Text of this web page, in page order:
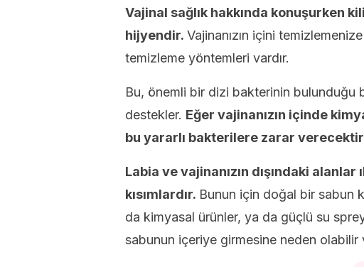
Vajinal sağlık hakkında konuşurken
hijyendir. Vajinanızın içini
temizleme yöntemleri vardır.
Bu, önemli bir dizi bakterinin bulunduğu
destekler. Eğer vajinanızın içinde
bu yararlı bakterilere zarar
Labia ve vajinanızın dışındaki alanlar
kısımlardır. Bunun için doğal bir sabun
da kimyasal ürünler, ya da güçlü su
sabunun içeriye girmesine neden